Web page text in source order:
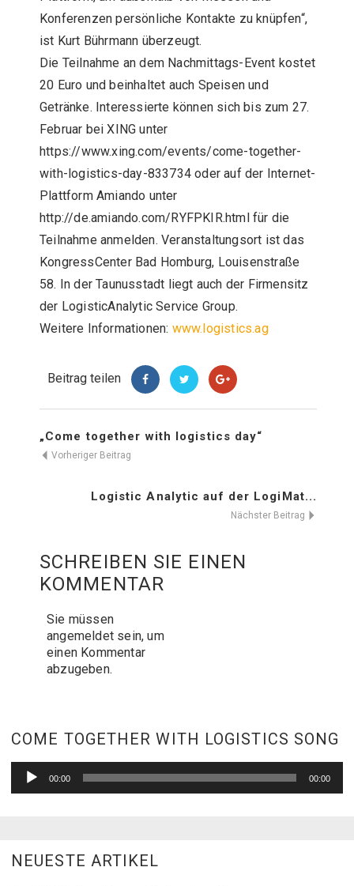
Konferenzen persönliche Kontakte zu knüpfen“,
ist Kurt Bührmann überzeugt.
Die Teilnahme an dem Nachmittags-Event kostet
20 Euro und beinhaltet auch Speisen und
Getränke. Interessierte können sich bis zum 27.
Februar bei XING unter
https://www.xing.com/events/come-together-
with-logistics-day-833734 oder auf der Internet-
Plattform Amiando unter
http://de.amiando.com/RYFPKIR.html für die
Teilnahme anmelden. Veranstaltungsort ist das
KongressCenter Bad Homburg, Louisenstraße
58. In der Taunusstadt liegt auch der Firmensitz
der LogisticAnalytic Service Group.
Weitere Informationen: www.logistics.ag
Beitrag teilen
„Come together with logistics day“
Vorheriger Beitrag
Logistic Analytic auf der LogiMat...
Nächster Beitrag
SCHREIBEN SIE EINEN
KOMMENTAR
Sie müssen
angemeldet sein, um
einen Kommentar
abzugeben.
COME TOGETHER WITH LOGISTICS SONG
00:00 00:00
NEUESTE ARTIKEL